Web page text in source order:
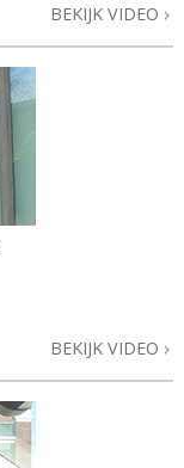
BEKIJK VIDEO
BEKIJK VIDEO